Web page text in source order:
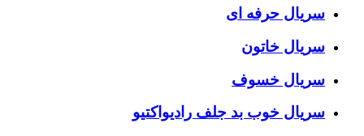
سریال حرفه ای
سریال خاتون
سریال خسوف
سریال خوب بد جلف رادیواکتیو